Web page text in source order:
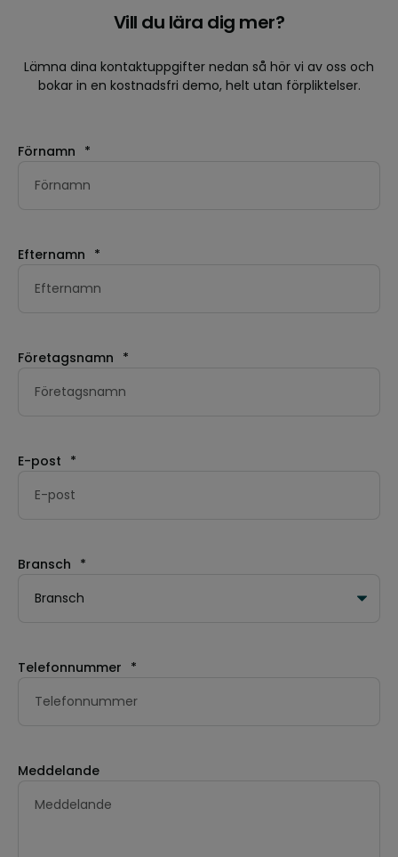
Vill du lära dig mer?
Lämna dina kontaktuppgifter nedan så hör vi av oss och
bokar in en kostnadsfri demo, helt utan förpliktelser.
Förnamn *
Efternamn *
Företagsnamn *
E-post *
Bransch *
Telefonnummer *
Meddelande